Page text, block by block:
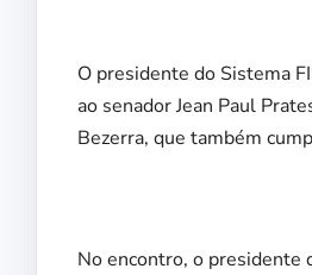
O presidente do Sistema
ao senador Jean Paul
Bezerra, que também
No encontro, o presidente